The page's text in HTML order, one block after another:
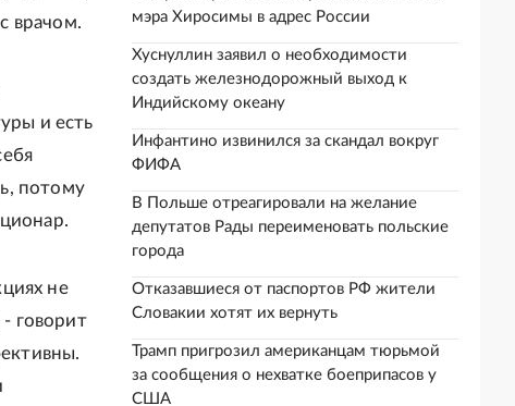
врачом.
и есть
потому
не
говорит
мэра Хиросимы в адрес России
Хуснуллин заявил о необходимости
создать железнодорожный выход к
Индийскому океану
Инфантино извинился за скандал вокруг
ФИФА
В Польше отреагировали на желание
депутатов Рады переименовать польские
города
Отказавшиеся от паспортов РФ жители
Словакии хотят их вернуть
Трамп пригрозил американцам тюрьмой
за сообщения о нехватке боеприпасов у
США